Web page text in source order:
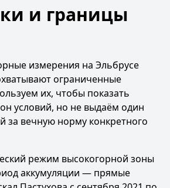
и границы
измерения на Эльбрусе
ограниченные
их, чтобы показать
условий, но не выдаём один
за вечную норму конкретного
режим высокогорной зоны
аккумуляции — прямые